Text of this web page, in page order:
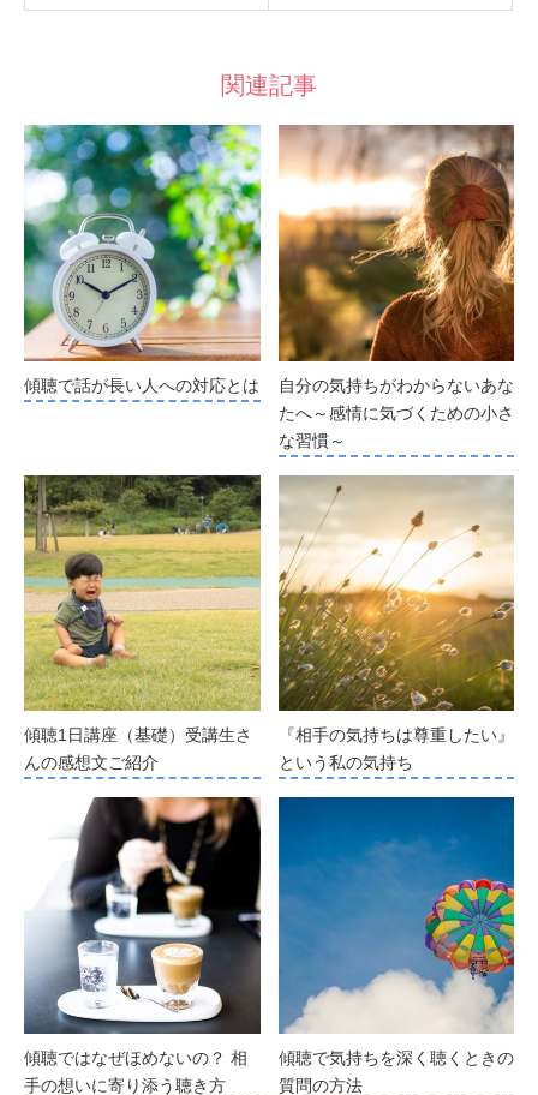
関連記事
傾聴で話が長い人への対応とは
自分の気持ちがわからないあな
たへ～感情に気づくための小さ
な習慣～
傾聴1日講座（基礎）受講生さ
んの感想文ご紹介
『相手の気持ちは尊重したい』
という私の気持ち
傾聴ではなぜほめないの？ 相
手の想いに寄り添う聴き方
傾聴で気持ちを深く聴くときの
質問の方法